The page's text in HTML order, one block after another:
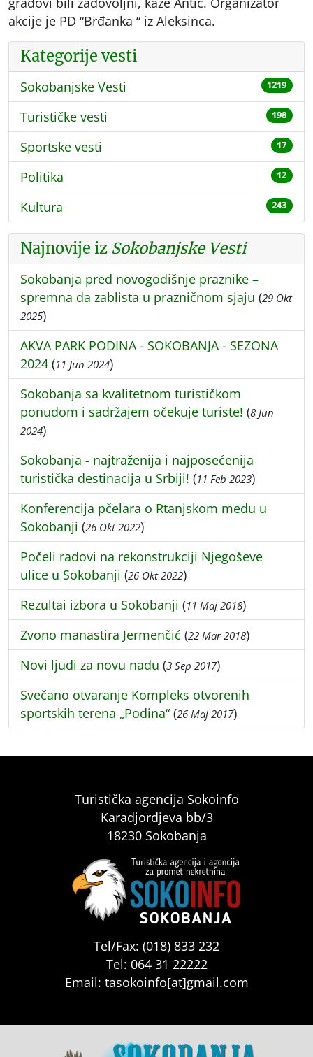
akcije je PD “Brđanka “ iz Aleksinca.
Kategorije vesti
Sokobanjske Vesti 1219
Turističke vesti 198
Sportske vesti 17
Politika 12
Kultura 243
Najnovije iz Sokobanjske Vesti
Sokobanja pred novogodišnje praznike –
spremna da zablista u prazničnom sjaju (29 Okt
2025)
AKVA PARK PODINA - SOKOBANJA - SEZONA
2024 (11 Jun 2024)
Sokobanja sa kvalitetnom turističkom
ponudom i sadržajem očekuje turiste! (8 Jun
2024)
Sokobanja - najtraženija i najposećenija
turistička destinacija u Srbiji! (11 Feb 2023)
Konferencija pčelara o Rtanjskom medu u
Sokobanji (26 Okt 2022)
Počeli radovi na rekonstrukciji Njegoševe
ulice u Sokobanji (26 Okt 2022)
Rezultai izbora u Sokobanji (11 Maj 2018)
Zvono manastira Jermenčić (22 Mar 2018)
Novi ljudi za novu nadu (3 Sep 2017)
Svečano otvaranje Kompleks otvorenih
sportskih terena „Podina“ (26 Maj 2017)
Turistička agencija Sokoinfo
Karadjordjeva bb/3
18230 Sokobanja
Tel/Fax: (018) 833 232
Tel: 064 31 22222
Email: tasokoinfo[at]gmail.com